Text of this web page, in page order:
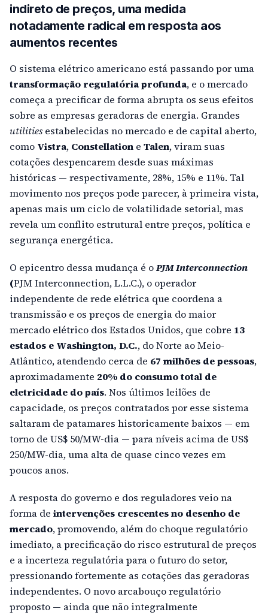
indireto de preços, uma medida
notadamente radical em resposta aos
aumentos recentes
O sistema elétrico americano está passando por uma
transformação regulatória profunda, e o mercado
começa a precificar de forma abrupta os seus efeitos
sobre as empresas geradoras de energia. Grandes
utilities estabelecidas no mercado e de capital aberto,
como Vistra, Constellation e Talen, viram suas
cotações despencarem desde suas máximas
históricas — respectivamente, 28%, 15% e 11%. Tal
movimento nos preços pode parecer, à primeira vista,
apenas mais um ciclo de volatilidade setorial, mas
revela um conflito estrutural entre preços, política e
segurança energética.
O epicentro dessa mudança é oPJM Interconnection
(PJM Interconnection, L.L.C.), o operador
independente de rede elétrica que coordena a
transmissão e os preços de energia do maior
mercado elétrico dos Estados Unidos, que cobre 13
estados e Washington, D.C., do Norte ao Meio-
Atlântico, atendendo cerca de 67 milhões de pessoas,
aproximadamente 20% do consumo total de
eletricidade do país. Nos últimos leilões de
capacidade, os preços contratados por esse sistema
saltaram de patamares historicamente baixos — em
torno de US$ 50/MW-dia — para níveis acima de US$
250/MW-dia, uma alta de quase cinco vezes em
poucos anos.
A resposta do governo e dos reguladores veio na
forma de intervenções crescentes no desenho de
mercado, promovendo, além do choque regulatório
imediato, a precificação do risco estrutural de preços
e a incerteza regulatória para o futuro do setor,
pressionando fortemente as cotações das geradoras
independentes. O novo arcabouço regulatório
proposto — ainda que não integralmente